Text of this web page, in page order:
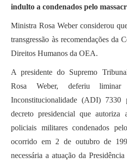
indulto a condenados pelo
Ministra Rosa Weber considerou
transgressão às recomendações da
Direitos Humanos da OEA.
A presidente do Supremo
Rosa Weber, deferiu
Inconstitucionalidade (ADI) 7330
decreto presidencial que autoriza
policiais militares condenados
ocorrido em 2 de outubro de
necessária a atuação da